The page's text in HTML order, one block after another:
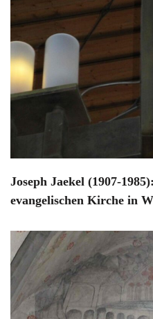
Joseph Jaekel (1907-
evangelischen Kirche in